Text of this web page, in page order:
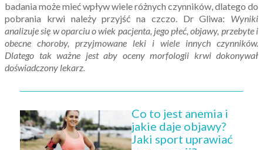
badania może mieć wpływ wiele różnych czynników, dlatego do
pobrania krwi należy przyjść na czczo. Dr Gliwa: Wyniki
analizuje się w oparciu o wiek pacjenta, jego płeć, objawy, przebyte i
obecne choroby, przyjmowane leki i wiele innych czynników.
Dlatego tak ważne jest aby oceny morfologii krwi dokonywał
doświadczony lekarz.
Co to jest anemia i
jakie daje objawy?
Jaki sport uprawiać